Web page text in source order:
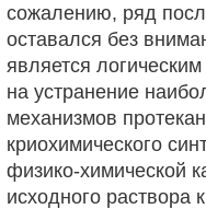
сожалению, ряд
оставался без
является
на устранение
механизмов
криохимического
физико-химической
исходного раствора